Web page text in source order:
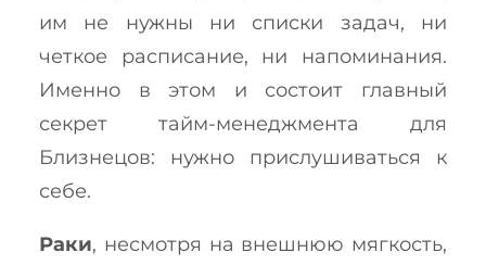
им не нужны ни списки задач, ни
четкое расписание, ни напоминания.
Именно в этом и состоит главный
секрет тайм-менеджмента для
Близнецов: нужно прислушиваться к
себе.
Раки, несмотря на внешнюю мягкость,